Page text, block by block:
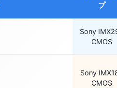
プ
Sony
CMOS
Sony
CMOS